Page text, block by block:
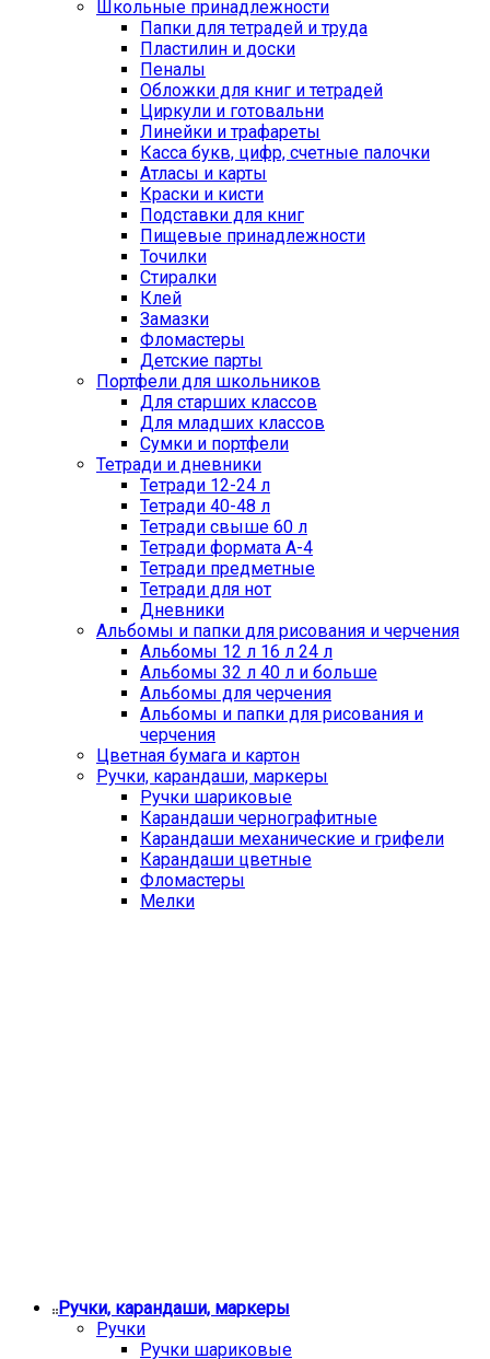
Школьные принадлежности
Папки для тетрадей и труда
Пластилин и доски
Пеналы
Обложки для книг и тетрадей
Циркули и готовальни
Линейки и трафареты
Касса букв, цифр, счетные палочки
Атласы и карты
Краски и кисти
Подставки для книг
Пищевые принадлежности
Точилки
Стиралки
Клей
Замазки
Фломастеры
Детские парты
Портфели для школьников
Для старших классов
Для младших классов
Сумки и портфели
Тетради и дневники
Тетради 12-24 л
Тетради 40-48 л
Тетради свыше 60 л
Тетради формата А-4
Тетради предметные
Тетради для нот
Дневники
Альбомы и папки для рисования и черчения
Альбомы 12 л 16 л 24 л
Альбомы 32 л 40 л и больше
Альбомы для черчения
Альбомы и папки для рисования и
черчения
Цветная бумага и картон
Ручки, карандаши, маркеры
Ручки шариковые
Карандаши чернографитные
Карандаши механические и грифели
Карандаши цветные
Фломастеры
Мелки
Ручки, карандаши, маркеры
Ручки
Ручки шариковые